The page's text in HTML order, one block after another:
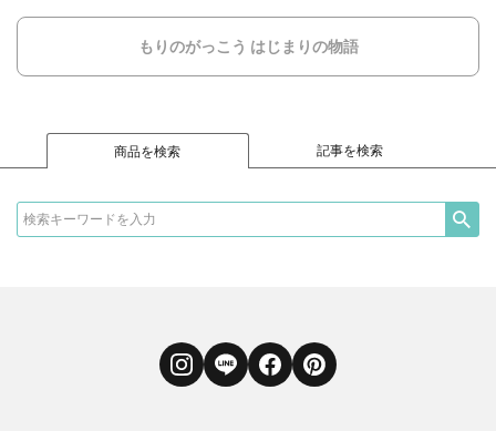
もりのがっこう はじまりの物語
商品を検索 記事を検索
InstagramLINE FacebookPinterest